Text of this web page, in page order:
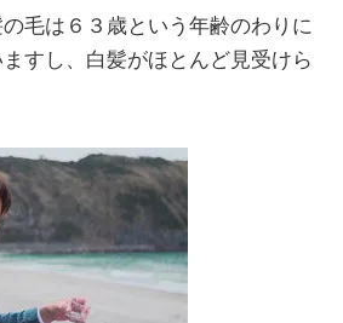
毛は６３歳という年齢のわりに
すし、白髪がほとんど見受けら